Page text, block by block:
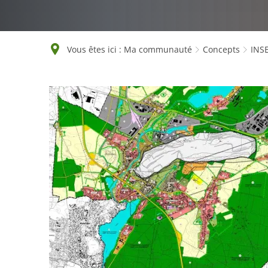
Vous êtes ici : Ma communauté Concepts
INSEK